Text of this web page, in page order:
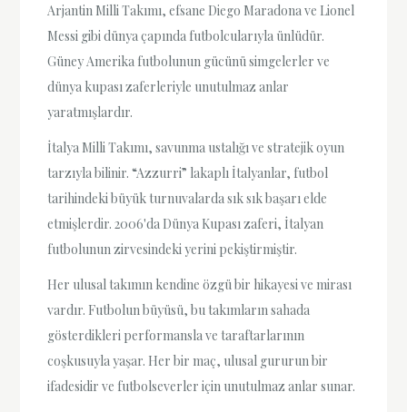
Arjantin Milli Takımı, efsane Diego Maradona ve Lionel
Messi gibi dünya çapında futbolcularıyla ünlüdür.
Güney Amerika futbolunun gücünü simgelerler ve
dünya kupası zaferleriyle unutulmaz anlar
yaratmışlardır.
İtalya Milli Takımı, savunma ustalığı ve stratejik oyun
tarzıyla bilinir. “Azzurri” lakaplı İtalyanlar, futbol
tarihindeki büyük turnuvalarda sık sık başarı elde
etmişlerdir. 2006'da Dünya Kupası zaferi, İtalyan
futbolunun zirvesindeki yerini pekiştirmiştir.
Her ulusal takımın kendine özgü bir hikayesi ve mirası
vardır. Futbolun büyüsü, bu takımların sahada
gösterdikleri performansla ve taraftarlarının
coşkusuyla yaşar. Her bir maç, ulusal gururun bir
ifadesidir ve futbolseverler için unutulmaz anlar sunar.